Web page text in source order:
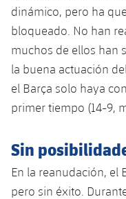
dinámico, pero ha
bloqueado. No han
muchos de ellos han
la buena actuación
el Barça solo haya
primer tiempo (14-9,
Sin
En la reanudación, el
pero sin éxito.